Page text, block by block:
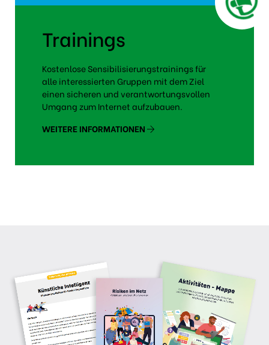
Trainings
Kostenlose Sensibilisierungstrainings für
alle interessierten Gruppen mit dem Ziel
einen sicheren und verantwortungsvollen
Umgang zum Internet aufzubauen.
WEITERE INFORMATIONEN